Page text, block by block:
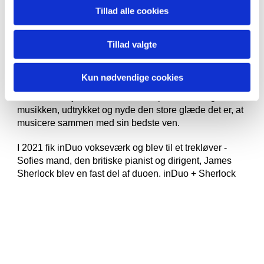
Tillad alle cookies
Tillad valgte
Kun nødvendige cookies
Jasna Veljanovic-Rankovic, der har dedikeret et værk til
komponist, saxofonist og tonekunstner,Søren
”Lønlig gennem Dødningehaven”.
mere at se til professionelt, så er og bliver inDuo deres
musikken, udtrykket og nyde den store glæde det er, at
musicere sammen med sin bedste ven.
I 2021 fik inDuo vokseværk og blev til et trekløver -
Sofies mand, den britiske pianist og dirigent, James
Sherlock blev en fast del af duoen. inDuo + Sherlock